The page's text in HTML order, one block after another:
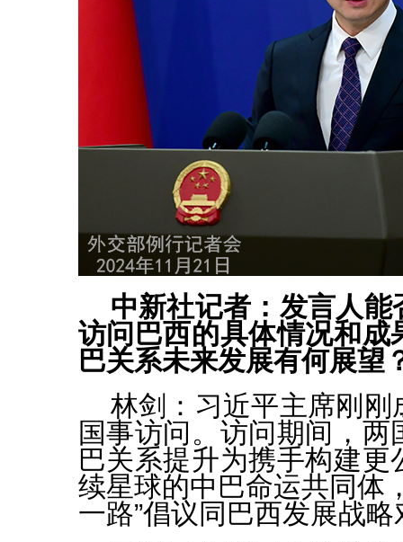
中新社记者：发言人
访问巴西的具体情况和成
巴关系未来发展有何展望
林剑：习近平主席刚
国事访问。访问期间，
巴关系提升为携手构建更
续星球的中巴命运共同体
一路”倡议同巴西发展战略